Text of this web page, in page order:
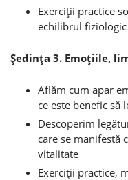
Exerciţii practice
echilibrul fiziologic
Şedinţa 3. Emoţiile,
Aflăm cum apar
ce este benefic să
Descoperim
care se manifestă
vitalitate
Exerciţii practice,